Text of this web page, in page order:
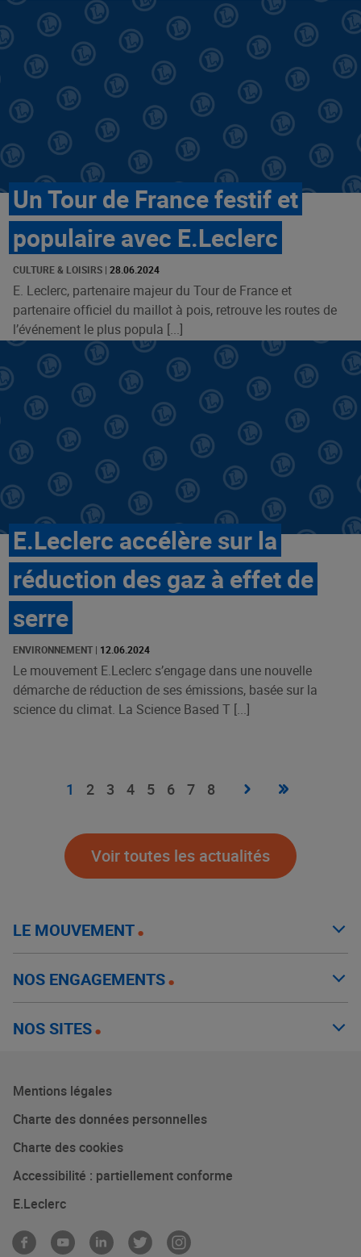
Un Tour de France festif et
populaire avec E.Leclerc
CULTURE & LOISIRS | 28.06.2024
E. Leclerc, partenaire majeur du Tour de France et
partenaire officiel du maillot à pois, retrouve les routes de
l’événement le plus popula [...]
E.Leclerc accélère sur la
réduction des gaz à effet de
serre
ENVIRONNEMENT | 12.06.2024
Le mouvement E.Leclerc s’engage dans une nouvelle
démarche de réduction de ses émissions, basée sur la
science du climat. La Science Based T [...]
Page
1 Page
2 Page
3 Page
4 Page
5 Page
6 Page
7 Page
8
Page
Dernière
»
Voir toutes les actualités
LE MOUVEMENT
NOS ENGAGEMENTS
NOS SITES
Mentions légales
Charte des données personnelles
Charte des cookies
Accessibilité : partiellement conforme
E.Leclerc